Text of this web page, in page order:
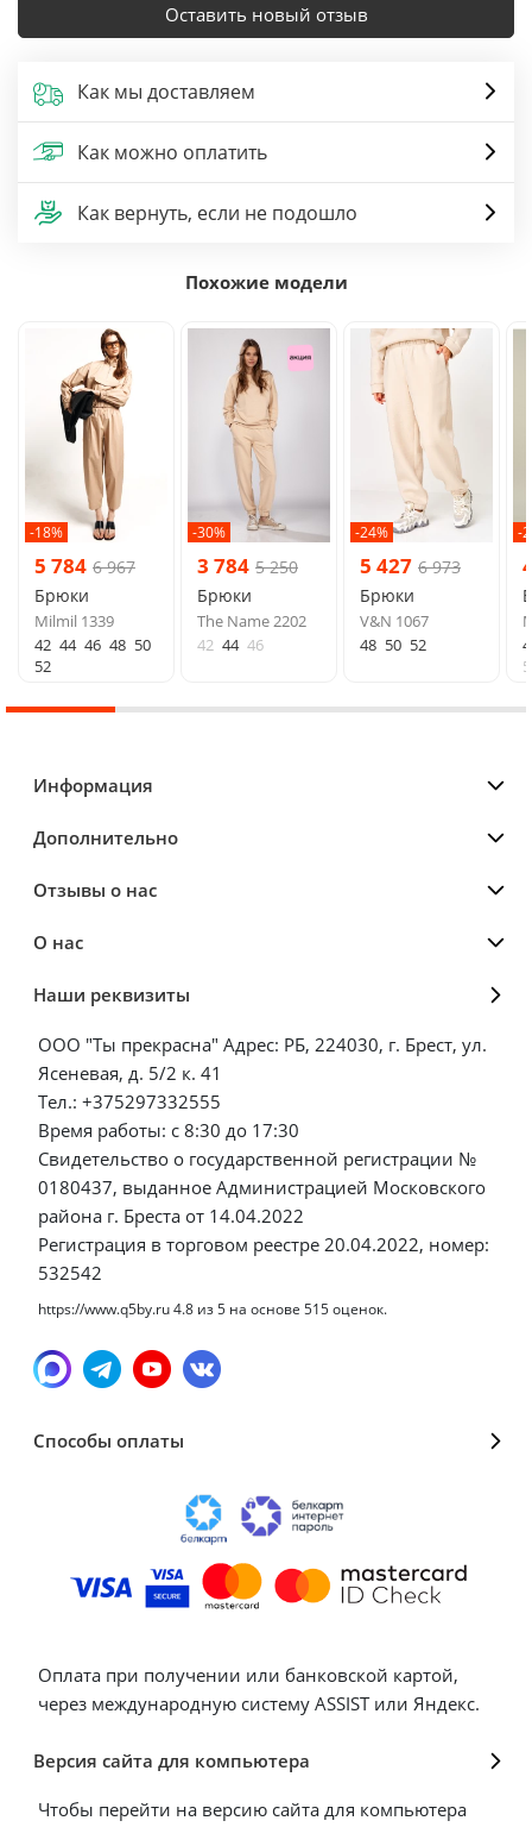
Оставить новый отзыв
Как мы доставляем
Как можно оплатить
Как вернуть, если не подошло
Похожие модели
-18%
5 784 6 967
Брюки
Milmil 1339
42 44 46 48 50
52
-30%
3 784 5 250
Брюки
The Name 2202
42 44 46
-24%
5 427 6 973
Брюки
V&N 1067
48 50 52
-
Информация
Дополнительно
Отзывы о нас
О нас
Наши реквизиты
ООО "Ты прекрасна" Адрес: РБ, 224030, г. Брест, ул.
Ясеневая, д. 5/2 к. 41
Тел.: +375297332555
Время работы: с 8:30 до 17:30
Свидетельство о государственной регистрации №
0180437, выданное Администрацией Московского
района г. Бреста от 14.04.2022
Регистрация в торговом реестре 20.04.2022, номер:
532542
https://www.q5by.ru4.8 из5 на основе 515оценок.
Способы оплаты
Оплата при получении или банковской картой,
через международную систему ASSIST или Яндекс.
Версия сайта для компьютера
Чтобы перейти на версию сайта для компьютера